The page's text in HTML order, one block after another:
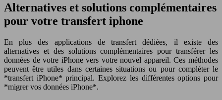
Alternatives et solutions complémentaires
pour votre transfert iphone
En plus des applications de transfert dédiées, il existe des
alternatives et des solutions complémentaires pour transférer les
données de votre iPhone vers votre nouvel appareil. Ces méthodes
peuvent être utiles dans certaines situations ou pour compléter le
*transfert iPhone* principal. Explorez les différentes options pour
*migrer vos données iPhone*.